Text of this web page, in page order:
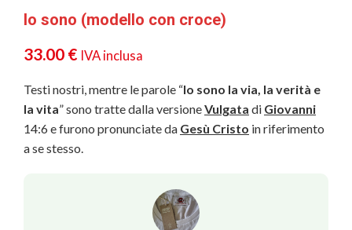
Io sono (modello con croce)
33.00 € IVA inclusa
Testi nostri, mentre le parole “Io sono la via, la verità e
la vita” sono tratte dalla versioneVulgata di Giovanni
14:6 e furono pronunciate da Gesù Cristo in riferimento
a se stesso.